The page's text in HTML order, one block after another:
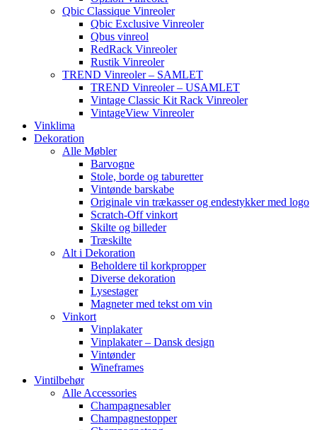
Qbic Classique Vinreoler
Qbic Exclusive Vinreoler
Qbus vinreol
RedRack Vinreoler
Rustik Vinreoler
TREND Vinreoler – SAMLET
TREND Vinreoler – USAMLET
Vintage Classic Kit Rack Vinreoler
VintageView Vinreoler
Vinklima
Dekoration
Alle Møbler
Barvogne
Stole, borde og taburetter
Vintønde barskabe
Originale vin trækasser og endestykker med logo
Scratch-Off vinkort
Skilte og billeder
Træskilte
Alt i Dekoration
Beholdere til korkpropper
Diverse dekoration
Lysestager
Magneter med tekst om vin
Vinkort
Vinplakater
Vinplakater – Dansk design
Vintønder
Wineframes
Vintilbehør
Alle Accessories
Champagnesabler
Champagnestopper